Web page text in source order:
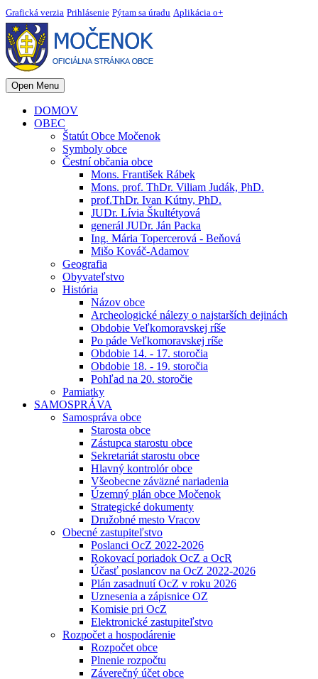
Grafická verzia Prihlásenie Pýtam sa úradu Aplikácia o+
Open Menu
DOMOV
OBEC
Štatút Obce Močenok
Symboly obce
Čestní občania obce
Mons. František Rábek
Mons. prof. ThDr. Viliam Judák, PhD.
prof.ThDr. Ivan Kútny, PhD.
JUDr. Lívia Škultétyová
generál JUDr. Ján Packa
Ing. Mária Topercerová - Beňová
Mišo Kováč-Adamov
Geografia
Obyvateľstvo
História
Názov obce
Archeologické nálezy o najstarších dejinách
Obdobie Veľkomoravskej ríše
Po páde Veľkomoravskej ríše
Obdobie 14. - 17. storočia
Obdobie 18. - 19. storočia
Pohľad na 20. storočie
Pamiatky
SAMOSPRÁVA
Samospráva obce
Starosta obce
Zástupca starostu obce
Sekretariát starostu obce
Hlavný kontrolór obce
Všeobecne záväzné nariadenia
Územný plán obce Močenok
Strategické dokumenty
Družobné mesto Vracov
Obecné zastupiteľstvo
Poslanci OcZ 2022-2026
Rokovací poriadok OcZ a OcR
Účasť poslancov na OcZ 2022-2026
Plán zasadnutí OcZ v roku 2026
Uznesenia a zápisnice OZ
Komisie pri OcZ
Elektronické zastupiteľstvo
Rozpočet a hospodárenie
Rozpočet obce
Plnenie rozpočtu
Záverečný účet obce